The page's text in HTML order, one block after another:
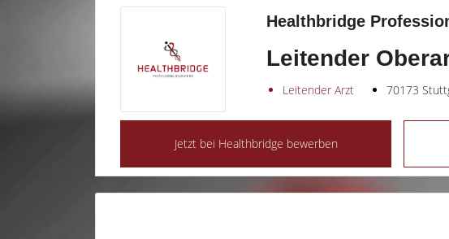
Healthbridge
Leitender
Leitender Arzt 70173